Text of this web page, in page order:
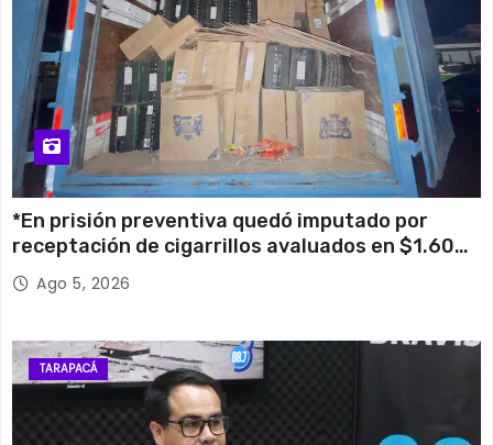
*En prisión preventiva quedó imputado por
receptación de cigarrillos avaluados en $1.600
millones*
Ago 5, 2026
TARAPACÁ